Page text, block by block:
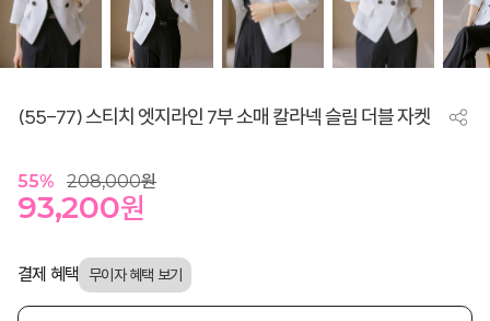
(55-77) 스티치 엣지라인 7부 소매 칼라넥 슬림 더블 자켓
55% 208,000원
93,200원
결제 혜택